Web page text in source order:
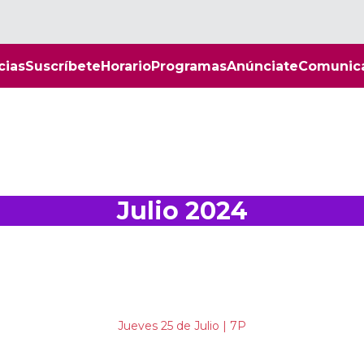
SuscríbeteHorarioProgramasAnúnciate
Julio 2024
Jueves 25 de Julio | 7P